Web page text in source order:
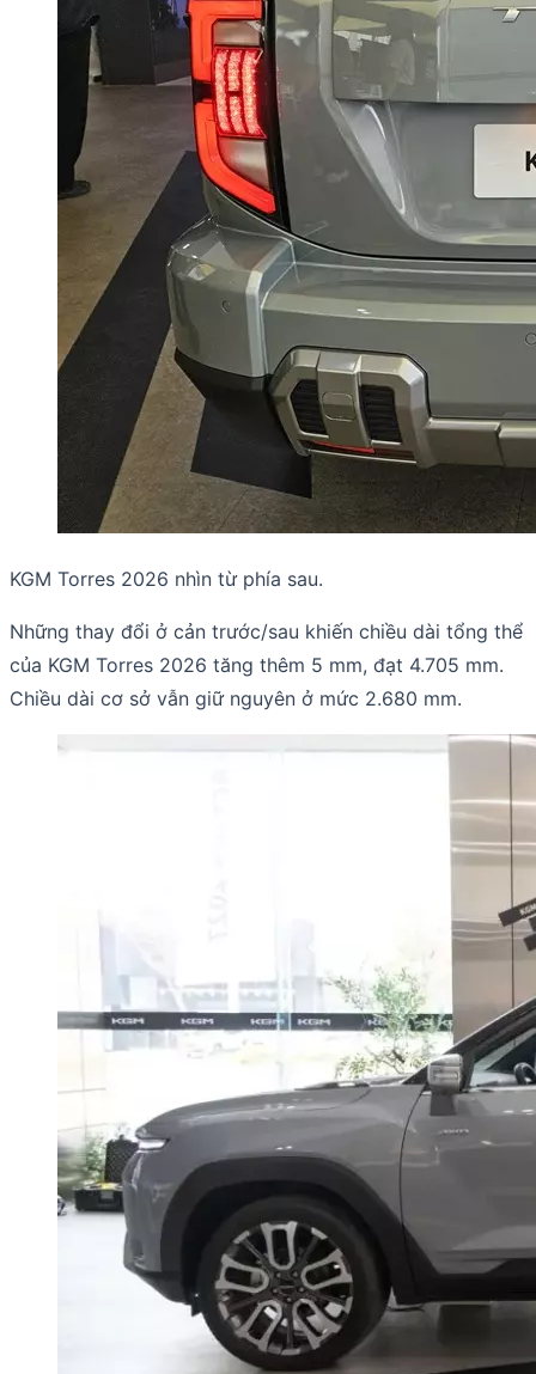
KGM Torres 2026 nhìn từ phía sau.
Những thay đổi ở cản trước/sau khiến chiều dài tổng thể
của KGM Torres 2026 tăng thêm 5 mm, đạt 4.705 mm.
Chiều dài cơ sở vẫn giữ nguyên ở mức 2.680 mm.